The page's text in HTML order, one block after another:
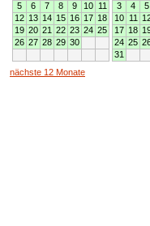
5
6 7 8 9 10 11
12 13 14 15 16 17 18
19 20 21 22 23 24 25
26 27 28 29 30
3
4 5
10 11
17 18
24 25
31
nächste 12 Monate